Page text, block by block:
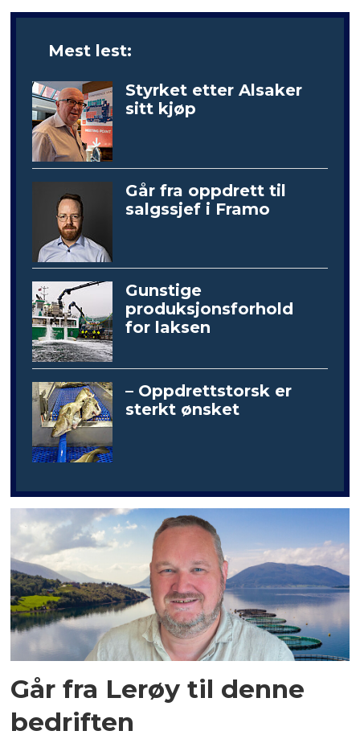
Mest lest:
Styrket etter Alsaker
sitt kjøp
Går fra oppdrett til
salgssjef i Framo
Gunstige
produksjonsforhold
for laksen
– Oppdrettstorsk er
sterkt ønsket
Går fra Lerøy til denne
bedriften